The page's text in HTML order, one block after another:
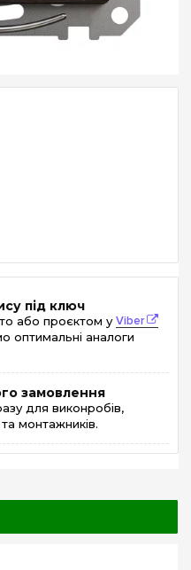
під ключ
або проєктом уViber
оптимальні аналоги
замовлення
для виконробів,
монтажників.